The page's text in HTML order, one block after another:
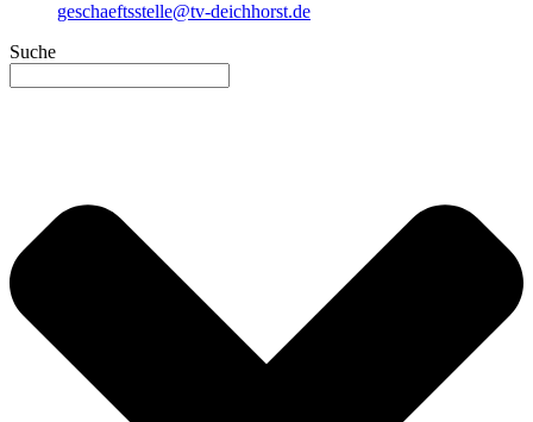
geschaeftsstelle@tv-deichhorst.de
Suche